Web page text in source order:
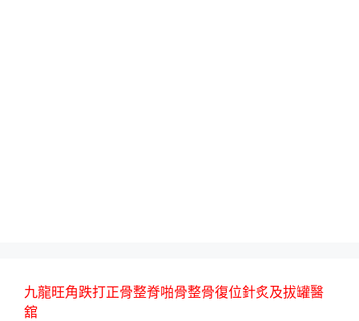
九龍旺角跌打正骨整脊啪骨整骨復位針炙及拔罐醫
舘